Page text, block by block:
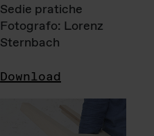
Sedie pratiche
Fotografo: Lorenz
Sternbach
Download